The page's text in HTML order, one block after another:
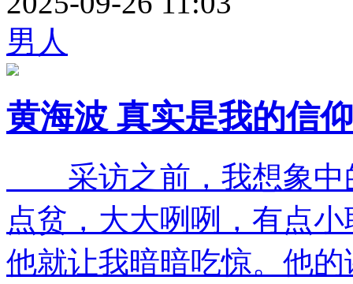
男人
黄海波 真实是我的信仰
采访之前，我想象中
点贫，大大咧咧，有点
他就让我暗暗吃惊。他